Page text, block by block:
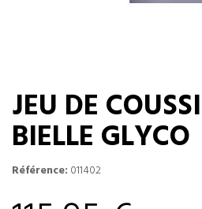
JEU DE
BIELLE GLYCO
Référence: 011402